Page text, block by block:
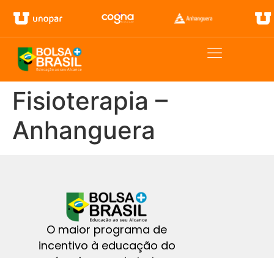
Fisioterapia –
Anhanguera
O maior programa de
incentivo à educação do